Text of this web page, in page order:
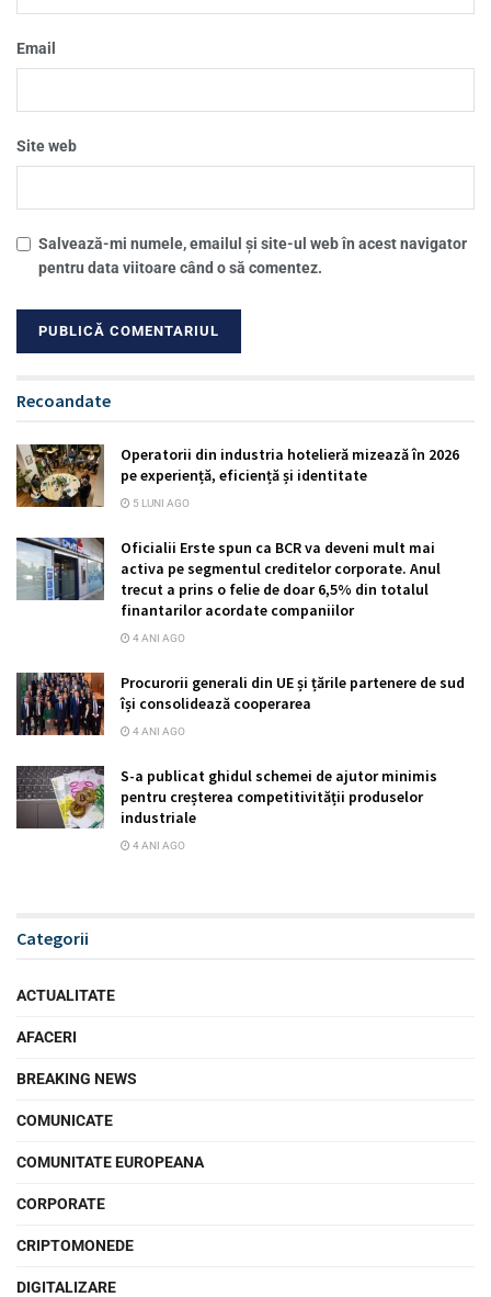
Email
Site web
Salvează-mi numele, emailul și site-ul web în acest navigator
pentru data viitoare când o să comentez.
Recoandate
Operatorii din industria hotelieră mizează în 2026
pe experiență, eficiență și identitate
5 LUNI AGO
Oficialii Erste spun ca BCR va deveni mult mai
activa pe segmentul creditelor corporate. Anul
trecut a prins o felie de doar 6,5% din totalul
finantarilor acordate companiilor
4 ANI AGO
Procurorii generali din UE și țările partenere de sud
își consolidează cooperarea
4 ANI AGO
S-a publicat ghidul schemei de ajutor minimis
pentru creșterea competitivității produselor
industriale
4 ANI AGO
Categorii
ACTUALITATE
AFACERI
BREAKING NEWS
COMUNICATE
COMUNITATE EUROPEANA
CORPORATE
CRIPTOMONEDE
DIGITALIZARE